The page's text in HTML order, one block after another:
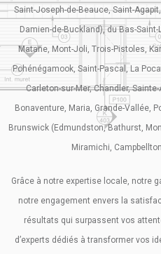
Saint-Joseph-de-Beauce, Saint-
Damien-de-Buckland), du Bas-
Matane, Mont-Joli, Trois-Pistoles,
Pohénégamook, Saint-Pascal, La
Carleton-sur-Mer, Chandler,
Bonaventure, Maria, Grande-Vallée,
Brunswick (Edmundston, Bathurst,
Miramichi,
Grâce à notre expertise locale, notre
notre engagement envers la
résultats qui surpassent vos
d’experts dédiés à transformer vos